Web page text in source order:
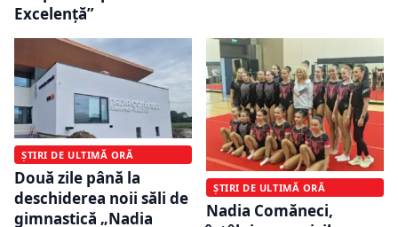
Excelență”
ȘTIRI DE ULTIMĂ ORĂ
Două zile până la
deschiderea noii săli de
gimnastică „Nadia
ȘTIRI DE ULTIMĂ ORĂ
Nadia Comăneci,